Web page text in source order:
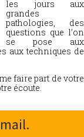
les jours aux
grandes
pathologies, des
questions que l’on
se pose aux
aux techniques de
faire part de votre
écoute.